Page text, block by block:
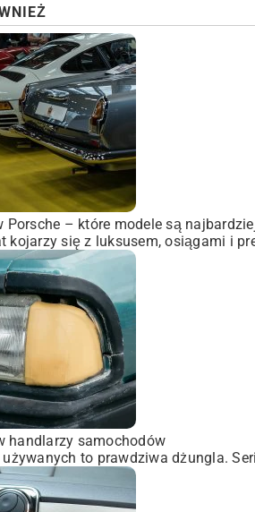
Porsche – które modele są
kojarzy się z luksusem, osiągami i
handlarzy samochodów
to prawdziwa dżungla.